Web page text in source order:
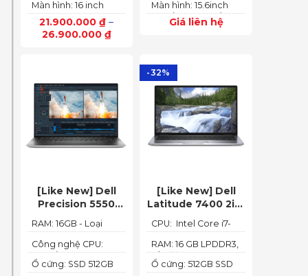
165Hz)
21.900.000₫ –
26.900.000 ₫
Màn hình: 16 inch
SlimBezel, sRGB
100%, Acer
6GB (140W)
Giá liên hệ
Màn hình: 15.6inch
FHD (1920x1080) IPS
300nits Anti-glare,
up to 4.40GHz, 12MB
Cache)
[Like New] Dell
Precision 5550
(Core i7-10850H,
RAM 16GB, SSD
512GB, Nvidia
Quadro T1000 4G,
Màn 15.6” FHD+)
Ổ cứng: SSD 512GB
Công nghệ CPU:
Core i7-10750H, 6
nhân, 12 luồng
RAM: 16GB - Loại
-32%
[Like New] Dell
Latitude 7400 2in1
TOUCH – Core i7
8665U | Ram 16G |
SSD 512G | màn
hình 14 inch FHD
Cảm ứng x360
Ổ cứng: 512GB SSD
RAM: 16 GB LPDDR3,
tốc độ 2133 MHz
CPU: Intel Core i7-